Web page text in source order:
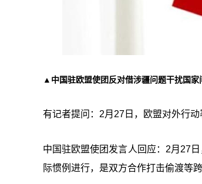
▲中国驻欧盟使团反对借涉疆问题干扰国家
有记者提问：2月27日，欧盟对外行
中国驻欧盟使团发言人回应：2月27
际惯例进行，是双方合作打击偷渡等